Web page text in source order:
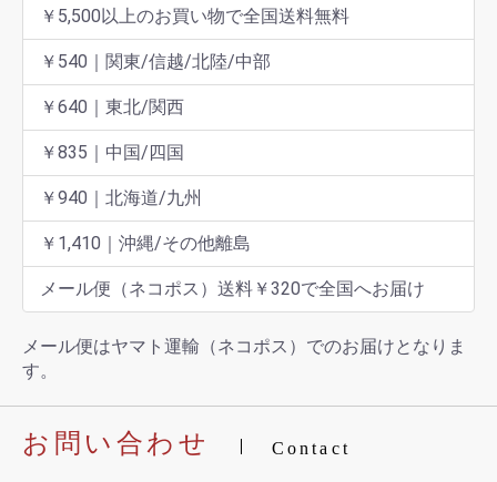
￥5,500以上のお買い物で全国送料無料
￥540｜関東/信越/北陸/中部
￥640｜東北/関西
￥835｜中国/四国
￥940｜北海道/九州
￥1,410｜沖縄/その他離島
メール便（ネコポス）送料￥320で全国へお届け
メール便はヤマト運輸（ネコポス）でのお届けとなりま
す。
お問い合わせ Contact